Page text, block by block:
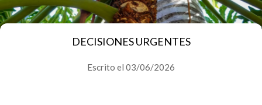
DECISIONES URGENTES
Escrito el 03/06/2026